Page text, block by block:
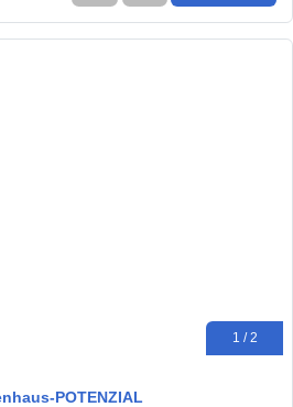
1 / 2
POTENZIAL